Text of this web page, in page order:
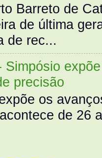
Barreto de
de última
de rec...
Simpósio
precisão
os
de 26